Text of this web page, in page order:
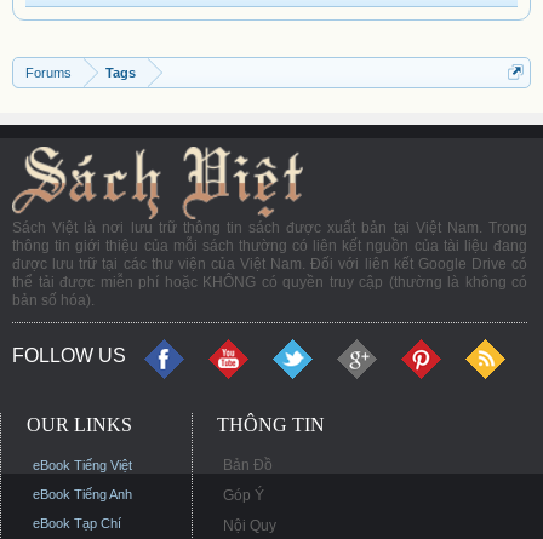
Forums Tags
Sách Việt là nơi lưu trữ thông tin sách được xuất bản tại Việt Nam. Trong
thông tin giới thiệu của mỗi sách thường có liên kết nguồn của tài liệu đang
được lưu trữ tại các thư viện của Việt Nam. Đối với liên kết Google Drive có
thể tải được miễn phí hoặc KHÔNG có quyền truy cập (thường là không có
bản số hóa).
FOLLOW US
OUR LINKS
eBook Tiếng Việt
eBook Tiếng Anh
eBook Tạp Chí
THÔNG TIN
Bản Đồ
Góp Ý
Nội Quy